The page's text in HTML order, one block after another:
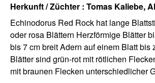
Herkunft / Züchter : Tomas Kaliebe,
Echinodorus Red Rock hat lange
oder rosa Blättern Herzförmige Blätter
bis 7 cm breit Adern auf einem Blatt bis
Blätter sind grün-rot mit rötlichen
mit braunen Flecken unterschiedlicher